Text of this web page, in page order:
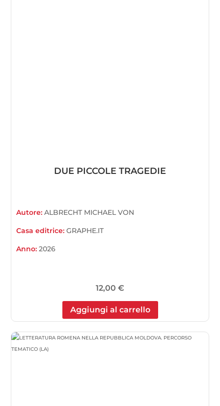
DUE PICCOLE TRAGEDIE
Autore:ALBRECHT MICHAEL VON
Casa editrice:GRAPHE.IT
Anno:2026
12,00 €
Aggiungi al carrello